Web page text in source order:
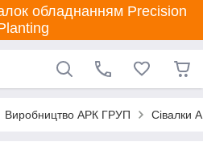
обладнанням Precision
Виробництво АРК ГРУП Сівалки